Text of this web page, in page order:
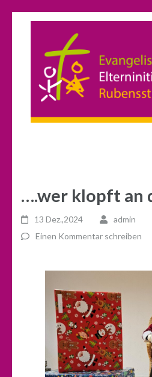
Zum
springen
drücken)
….wer klopft an
13 Dez.,2024
admin
Einen Kommentar schreiben